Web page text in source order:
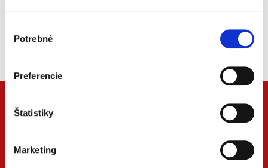
súhlasu
Potrebné
Preferencie
Štatistiky
Marketing